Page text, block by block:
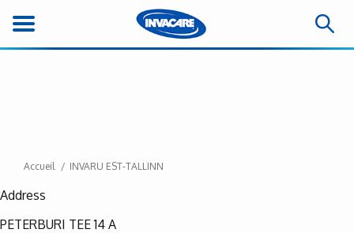
Accueil INVARU EST-TALLINN
Address
PETERBURI TEE 14 A